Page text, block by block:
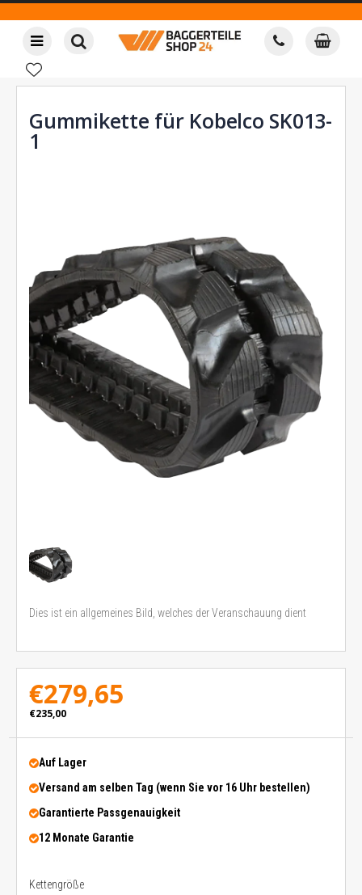
Gummikette für Kobelco SK013-
1
Dies ist ein allgemeines Bild, welches der Veranschauung dient
€279,65
€235,00
Auf Lager
Versand am selben Tag (wenn Sie vor 16 Uhr bestellen)
Garantierte Passgenauigkeit
12 Monate Garantie
KettengrößeKettengröße